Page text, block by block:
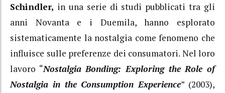
Schindler, in una serie di studi pubblicati tra gli
anni Novanta e i Duemila, hanno esplorato
sistematicamente la nostalgia come fenomeno che
influisce sulle preferenze dei consumatori. Nel loro
lavoro “Nostalgia Bonding: Exploring the Role of
Nostalgia in the Consumption Experience” (2003),